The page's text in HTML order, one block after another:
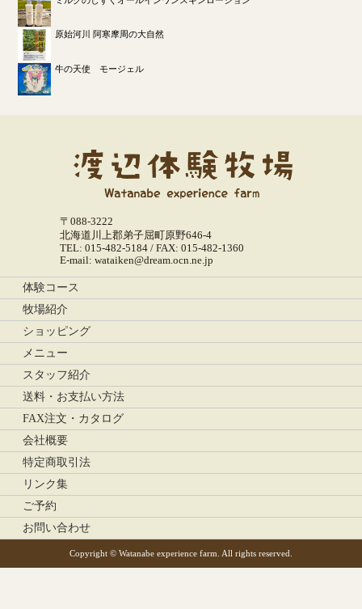
原始河川 阿寒摩周の大自然
牛の天使 モージェル
〒088-3222
北海道川上郡弟子屈町原野646-4
TEL: 015-482-5184 / FAX: 015-482-1360
E-mail: wataiken@dream.ocn.ne.jp
体験コース
牧場紹介
ショッピング
メニュー
スタッフ紹介
送料・お支払い方法
FAX注文・カタログ
会社概要
特定商取引法
リンク集
ご予約
お問い合わせ
Copyright © Watanabe experience farm. All rights reserved.